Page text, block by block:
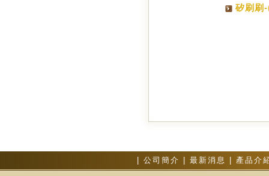
矽刷刷
公司簡介 最新消息 產品介